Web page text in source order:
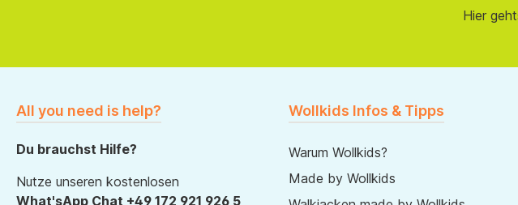
Hier
All you need is help?
Du brauchst Hilfe?
Nutze unseren kostenlosen
What'sApp Chat +49 172 921 926 5
Wollkids Infos & Tipps
Warum Wollkids?
Made by Wollkids